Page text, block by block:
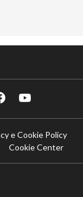
e Cookie Policy
Cookie Center